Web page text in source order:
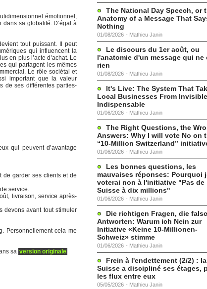
émotionnel,
dans sa globalité. D’égal à
tout puissant. Il peut
qui influencent la
en plus l’acte d’achat. Le
qui partagent les mêmes
Le rôle sociétal et
important que la valeur
de ses différentes parties-
qui peuvent d’avantage
de garder ses clients et de
service.
livraison, service après-
devons avant tout stimuler
Personnellement cela me
sa version originale
The National Day Speech, or
Anatomy of a Message That
Nothing
01/08/2026 - Mathieu Janin
Le discours du 1er août, ou
l'anatomie d'un message qui ne
rien
01/08/2026 - Mathieu Janin
It's Live: The System That
Local Businesses From
Indispensable
01/06/2026 - Mathieu Janin
The Right Questions, the
Answers: Why I will vote No on
“10-Million Switzerland”
01/06/2026 - Mathieu Janin
Les bonnes questions, les
mauvaises réponses: Pourquoi
voterai non à l'initiative "Pas de
Suisse à dix millions"
01/06/2026 - Mathieu Janin
Die richtigen Fragen, die
Antworten: Warum ich Nein zur
Initiative «Keine 10-Millionen-
Schweiz» stimme
01/06/2026 - Mathieu Janin
Frein à l'endettement (2/2) : la
Suisse a discipliné ses étages,
les flux entre eux
05/05/2026 - Mathieu Janin